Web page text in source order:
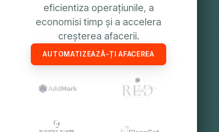
eficientiza operațiunile, a
economisi timp și a accelera
creșterea afacerii.
AUTOMATIZEAZĂ-ȚI AFACEREA